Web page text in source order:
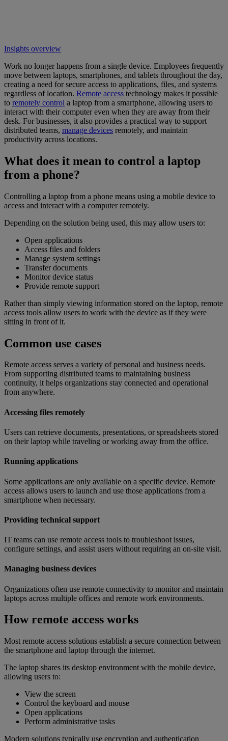
Insights overview
Work no longer happens from a single device. Employees frequently
move between laptops, smartphones, and tablets throughout the day,
creating a need for secure access to applications, files, and systems
regardless of location. Remote access technology makes it possible
to remotely control a laptop from a smartphone, allowing users to
interact with their computer even when they are away from their
desk. For businesses, it also provides a practical way to support
distributed teams, manage devices remotely, and maintain
productivity across locations.
What does it mean to control a laptop
from a phone?
Controlling a laptop from a phone means using a mobile device to
access and interact with a computer remotely.
Depending on the solution being used, this may allow users to:
Open applications
Access files and folders
Manage system settings
Transfer documents
Monitor device status
Provide remote support
Rather than simply viewing information stored on the laptop, remote
access tools allow users to work with the device as if they were
sitting in front of it.
Common use cases
Remote access serves a variety of personal and business needs.
From supporting distributed teams to maintaining business
continuity, it helps organizations stay connected and operational
from anywhere.
Accessing files remotely
Users can retrieve documents, presentations, or spreadsheets stored
on their laptop while traveling or working away from the office.
Running applications
Some applications are only available on a specific device. Remote
access allows users to launch and use those applications from a
smartphone when necessary.
Providing technical support
IT teams can use remote access tools to troubleshoot issues,
configure settings, and assist users without requiring an on-site visit.
Managing business devices
Organizations often use remote connectivity to monitor and maintain
laptops across multiple offices and remote work environments.
How remote access works
Most remote access solutions establish a secure connection between
the smartphone and laptop through the internet.
The laptop shares its desktop environment with the mobile device,
allowing users to:
View the screen
Control the keyboard and mouse
Open applications
Perform administrative tasks
Modern solutions typically use encryption and authentication